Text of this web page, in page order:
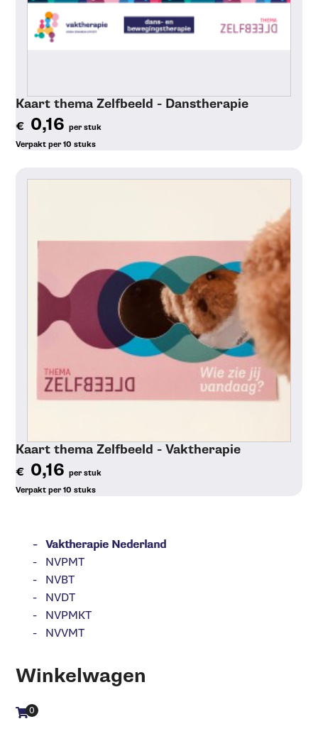
Kaart thema Zelfbeeld - Danstherapie
€ 0,16per stuk
Verpakt per 10 stuks
Kaart thema Zelfbeeld - Vaktherapie
€ 0,16per stuk
Verpakt per 10 stuks
Vaktherapie Nederland
NVPMT
NVBT
NVDT
NVPMKT
NVVMT
Winkelwagen
Aantal artikelen in winkelwagen:
0